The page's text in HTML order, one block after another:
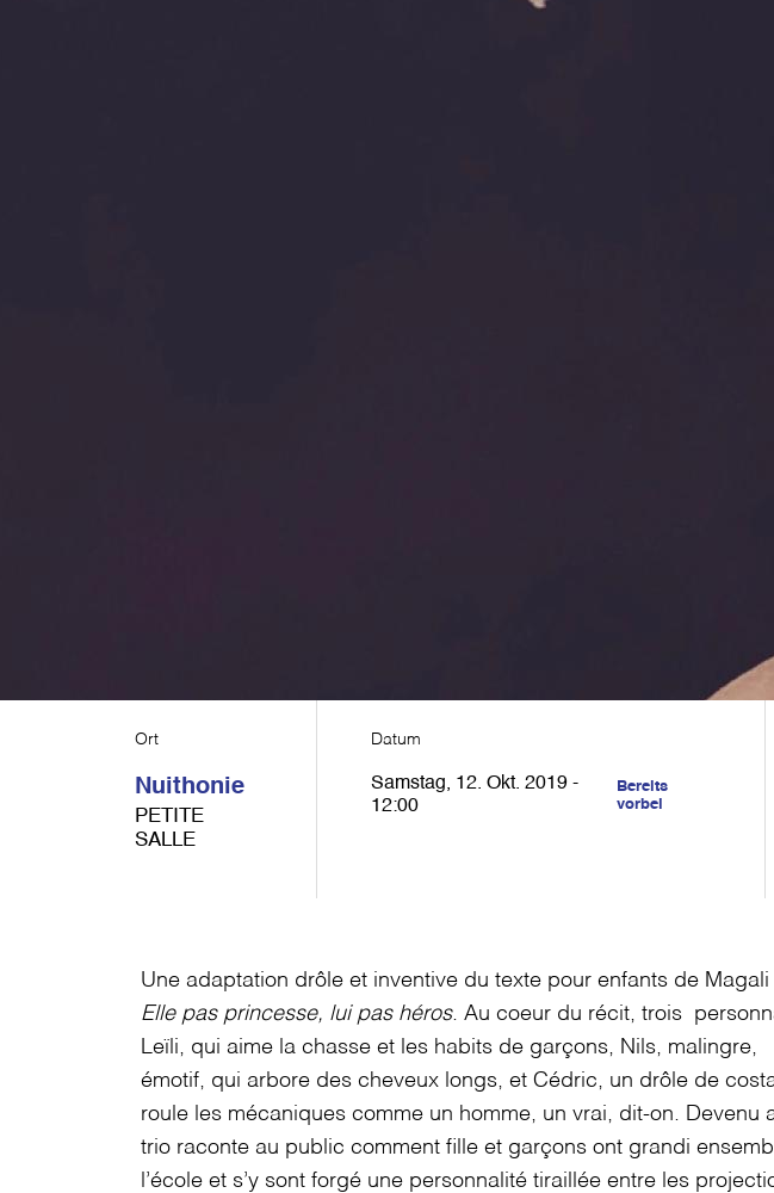
Ort
Nuithonie
PETITE
SALLE
Datum
Samstag, 12. Okt. 2019 -
12:00
Bereits
vorbei
Une adaptation drôle et inventive du texte pour enfants de Magali
Elle pas princesse, lui pas héros. Au coeur du récit, trois
Leïli, qui aime la chasse et les habits de garçons, Nils, malingre,
émotif, qui arbore des cheveux longs, et Cédric, un drôle de
roule les mécaniques comme un homme, un vrai, dit-on. Devenu
trio raconte au public comment fille et garçons ont grandi
l’école et s’y sont forgé une personnalité tiraillée entre les